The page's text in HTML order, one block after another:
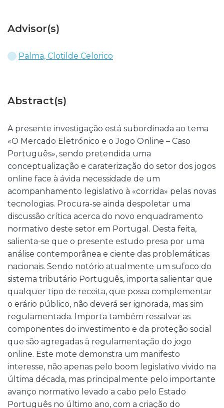
Advisor(s)
Palma, Clotilde Celorico
Abstract(s)
A presente investigação está subordinada ao tema
«O Mercado Eletrónico e o Jogo Online – Caso
Português», sendo pretendida uma
conceptualização e caraterização do setor dos jogos
online face à ávida necessidade de um
acompanhamento legislativo à «corrida» pelas novas
tecnologias. Procura-se ainda despoletar uma
discussão crítica acerca do novo enquadramento
normativo deste setor em Portugal. Desta feita,
salienta-se que o presente estudo presa por uma
análise contemporânea e ciente das problemáticas
nacionais. Sendo notório atualmente um sufoco do
sistema tributário Português, importa salientar que
qualquer tipo de receita, que possa complementar
o erário público, não deverá ser ignorada, mas sim
regulamentada. Importa também ressalvar as
componentes do investimento e da proteção social
que são agregadas à regulamentação do jogo
online. Este mote demonstra um manifesto
interesse, não apenas pelo boom legislativo vivido na
última década, mas principalmente pelo importante
avanço normativo levado a cabo pelo Estado
Português no último ano, com a criação do